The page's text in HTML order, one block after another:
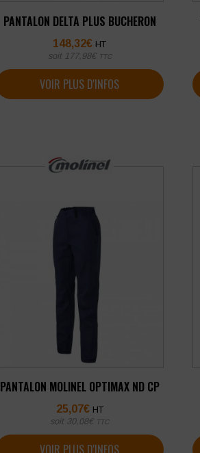
PANTALON DELTA PLUS BUCHERON
148,32€ HT
soit 177,98€ TTC
VOIR PLUS D'INFOS
PANTALON MOLINEL OPTIMAX ND CP
25,07€ HT
soit 30,08€ TTC